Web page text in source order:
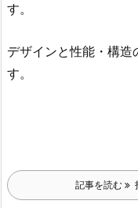
す。
デザインと性能・構
す。
記事を読む